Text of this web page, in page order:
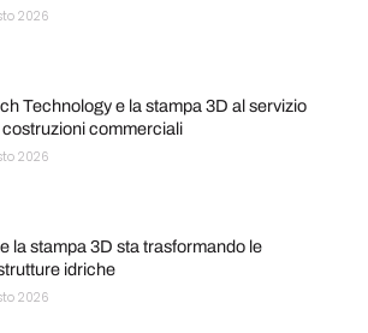
2026
Technology e la stampa 3D al servizio
commerciali
2026
la stampa 3D sta trasformando le
idriche
2026